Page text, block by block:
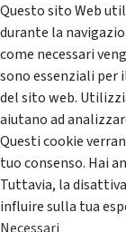
Questo sito Web
durante la
come necessari
sono essenziali
del sito web.
aiutano ad
Questi cookie
tuo consenso. Hai
Tuttavia, la
influire sulla tua